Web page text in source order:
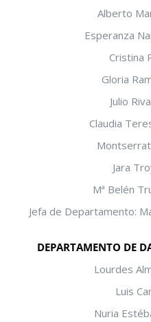
Alberto
Esperanza
Cristina
Gloria
Julio
Claudia
Jara
Mª Belén
Jefa de Departamento:
DEPARTAMENTO DE
Lourdes
Luis
Nuria